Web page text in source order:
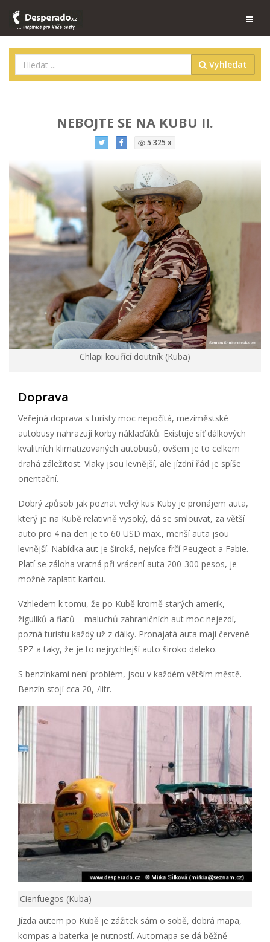
Vyhledat
NEBOJTE SE NA KUBU II.
5 325 x
Chlapi kouřící doutník (Kuba)
Doprava
Veřejná doprava s turisty moc nepočítá, meziměstské
autobusy nahrazují korby náklaďáků. Existuje síť dálkových
kvalitních klimatizovaných autobusů, ovšem je to celkem
drahá záležitost. Vlaky jsou levnější, ale jízdní řád je spíše
orientační.
Dobrý způsob jak poznat velký kus Kuby je pronájem auta,
který je na Kubě relativně vysoký, dá se smlouvat, za větší
auto pro 4 na den je to 60 USD max., menší auta jsou
levnější. Nabídka aut je široká, nejvíce frčí Peugeot a Fabie.
Platí se záloha vratná při vrácení auta 200-300 pesos, je
možné zaplatit kartou.
Vzhledem k tomu, že po Kubě kromě starých amerik,
žigulíků a fiatů – maluchů zahraničních aut moc nejezdí,
pozná turistu každý už z dálky. Pronajatá auta mají červené
SPZ a taky, že je to nejrychlejší auto široko daleko.
S benzínkami není problém, jsou v každém větším městě.
Benzín stojí cca 20,-/litr.
Cienfuegos (Kuba)
Jízda autem po Kubě je zážitek sám o sobě, dobrá mapa,
kompas a baterka je nutností. Automapa se dá běžně